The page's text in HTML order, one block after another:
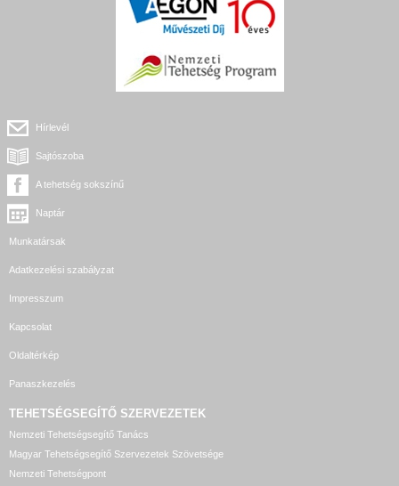
Hírlevél
Sajtószoba
A tehetség sokszínű
Naptár
Munkatársak
Adatkezelési szabályzat
Impresszum
Kapcsolat
Oldaltérkép
Panaszkezelés
TEHETSÉGSEGÍTŐ SZERVEZETEK
Nemzeti Tehetségsegítő Tanács
Magyar Tehetségsegítő Szervezetek Szövetsége
Nemzeti Tehetségpont